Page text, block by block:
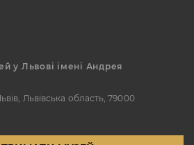
у Львові імені Андрея
Львівська область, 79000